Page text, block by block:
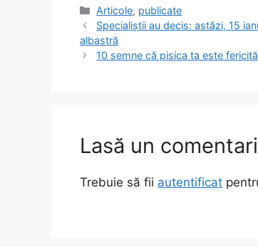
Categorii
Articole, publicate
Specialiștii au decis: astăzi, 15
albastră
10 semne că pisica ta este fericită
Lasă un
Trebuie să fii autentificat